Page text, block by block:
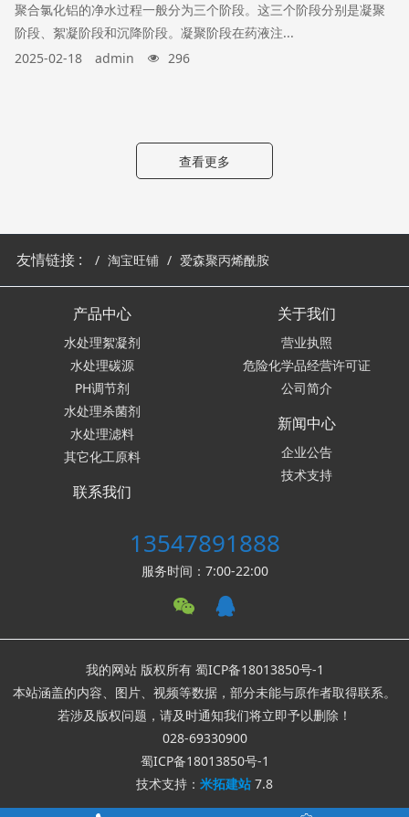
聚合氯化铝的净水过程一般分为三个阶段。这三个阶段分别是凝聚
阶段、絮凝阶段和沉降阶段。凝聚阶段在药液注...
2025-02-18
admin 296
查看更多
友情链接 : 淘宝旺铺 爱森聚丙烯酰胺
产品中心
水处理絮凝剂
水处理碳源
PH调节剂
水处理杀菌剂
水处理滤料
其它化工原料
关于我们
营业执照
危险化学品经营许可证
公司简介
新闻中心
企业公告
技术支持
联系我们
13547891888
服务时间：7:00-22:00
我的网站 版权所有 蜀ICP备18013850号-1
本站涵盖的内容、图片、视频等数据，部分未能与原作者取得联系。
若涉及版权问题，请及时通知我们将立即予以删除！
028-69330900
蜀ICP备18013850号-1
技术支持： 米拓建站 7.8